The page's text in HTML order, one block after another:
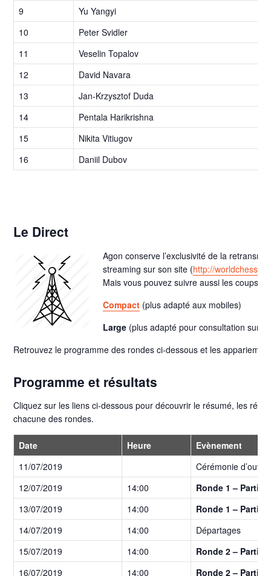
9
Yu Yangyi
10
Peter Svidler
11
Veselin Topalov
12
David Navara
13
Jan-Krzysztof Duda
14
Pentala Harikrishna
15
Nikita Vitiugov
16
Daniil Dubov
Le Direct
Agon conserve l’exclusivité de la
streaming sur son site (http://
Mais vous pouvez suivre aussi les coups
Compact (plus adapté aux mobiles)
Large (plus adapté pour consultation sur
Retrouvez le programme des rondes ci-dessous et les
Programme et résultats
Cliquez sur les liens ci-dessous pour découvrir le résumé, les
chacune des rondes.
Date Heure
Evènement
11/07/2019
Cérémonie
12/07/2019
14:00
Ronde 1 – Partie 1
13/07/2019
14:00
Ronde 1 – Partie 2
14/07/2019
14:00
Départages
15/07/2019
14:00
Ronde 2 – Partie 1
16/07/2019
14:00 Ronde 2 – Partie 2